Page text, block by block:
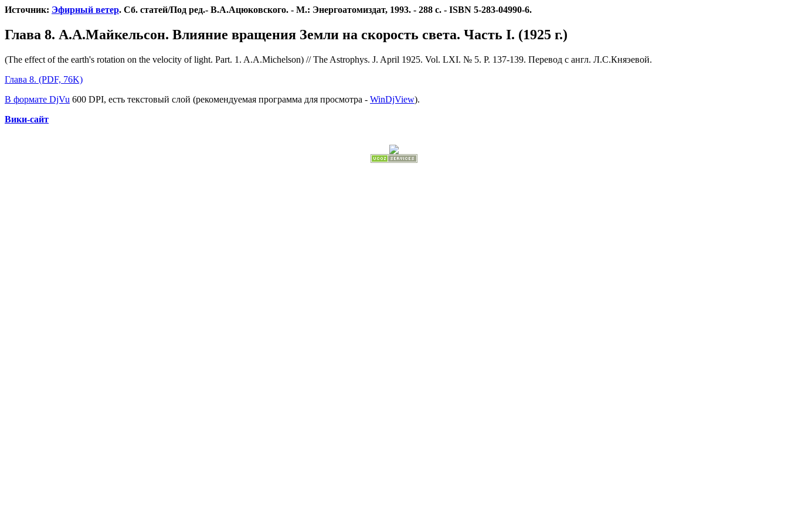
Источник: Эфирный ветер. Сб. статей/Под ред.- В.А.Ацюковского. - М.: Энергоатомиздат, 1993. - 288 с. - ISBN 5-283-04990-6.
Глава 8. А.А.Майкельсон. Влияние вращения Земли на скорость света. Часть I. (1925 г.)
(The effect of the earth's rotation on the velocity of light. Part. 1. A.A.Michelson) // The Astrophys. J. April 1925. Vol. LXI. № 5. P. 137-139. Перевод с англ. Л.С.Княэевой.
Глава 8. (PDF, 76K)
В формате DjVu 600 DPI, есть текстовый слой (рекомендуемая программа для просмотра - WinDjView).
Вики-сайт